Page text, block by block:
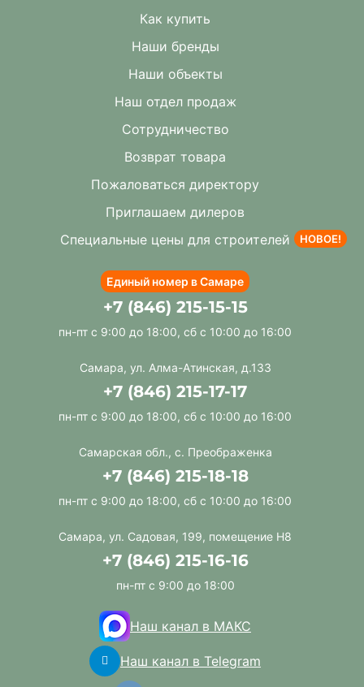
Как купить
Наши бренды
Наши объекты
Наш отдел продаж
Сотрудничество
Возврат товара
Пожаловаться директору
Приглашаем дилеров
Специальные цены для строителей
НОВОЕ!
Единый номер в Самаре
+7 (846) 215-15-15
пн-пт с 9:00 до 18:00, сб с 10:00 до 16:00
Самара, ул. Алма-Атинская, д.133
+7 (846) 215-17-17
пн-пт с 9:00 до 18:00, сб с 10:00 до 16:00
Самарская обл., с. Преображенка
+7 (846) 215-18-18
пн-пт с 9:00 до 18:00, сб с 10:00 до 16:00
Самара, ул. Садовая, 199, помещение Н8
+7 (846) 215-16-16
пн-пт с 9:00 до 18:00
Наш канал в МАКС
Наш канал в Telegram